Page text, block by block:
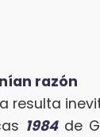
razón
resulta
1984de